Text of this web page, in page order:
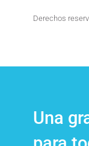
Derechos
Una